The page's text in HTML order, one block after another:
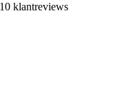
klantreviews